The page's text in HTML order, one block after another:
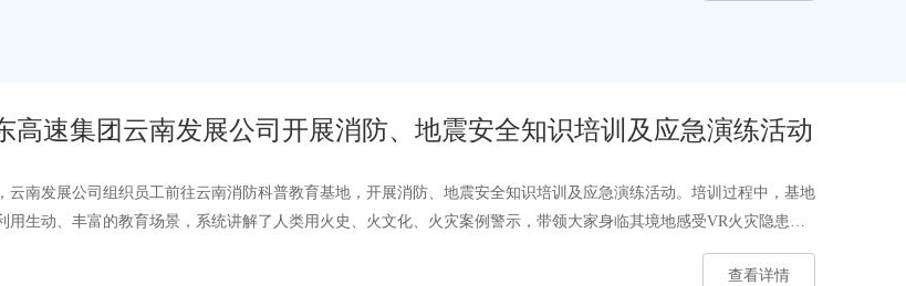
高速集团云南发展公司开展消防、地震安全知识培训及应急演练活动
云南发展公司组织员工前往云南消防科普教育基地，开展消防、地震安全知识培训及应急演练活动。培训过程中，基地
用生动、丰富的教育场景，系统讲解了人类用火史、火文化、火灾案例警示，带领大家身临其境地感受VR火灾隐患排
查看详情